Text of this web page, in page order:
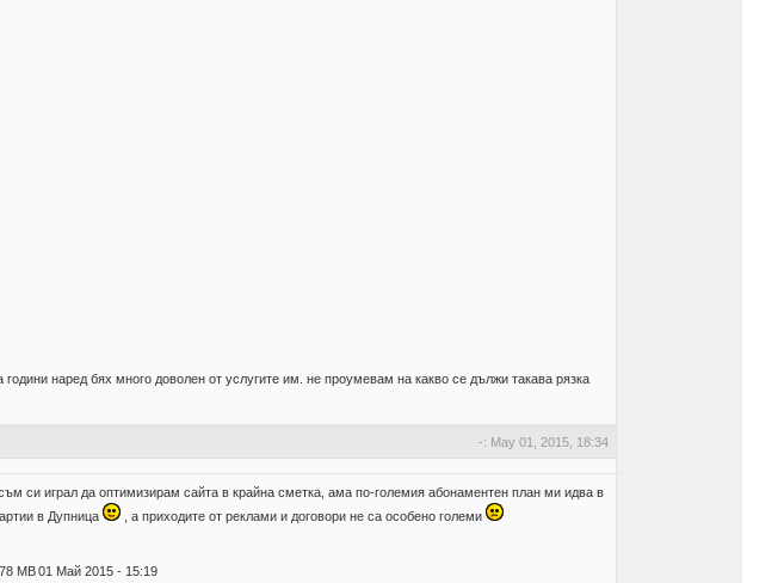
наред бях много доволен от услугите им. не проумевам на какво се дължи такава рязка
-: May 01, 2015, 18:34
си играл да оптимизирам сайта в крайна сметка, ама по-големия абонаментен план ми идва в
в Дупница
, а приходите от реклами и договори не са особено големи
MB01 Май 2015 - 15:19